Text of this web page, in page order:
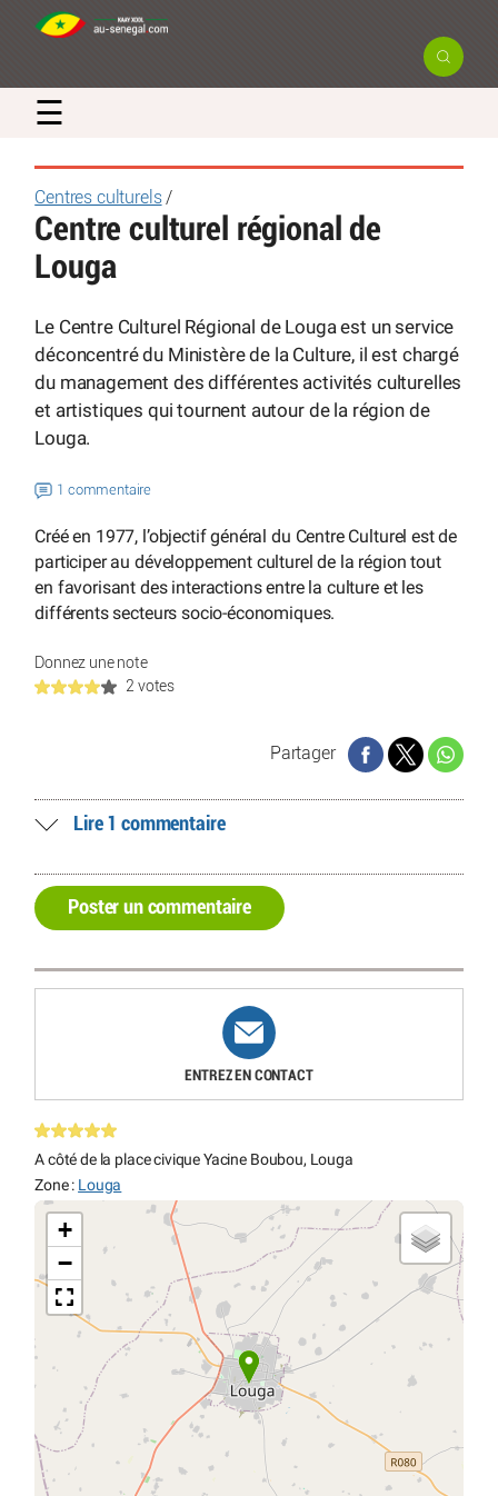
☰
Centres culturels/
Centre culturel régional de
Louga
Le Centre Culturel Régional de Louga est un service
déconcentré du Ministère de la Culture, il est chargé
du management des différentes activités culturelles
et artistiques qui tournent autour de la région de
Louga.
1 commentaire
Créé en 1977, l’objectif général du Centre Culturel est de
participer au développement culturel de la région tout
en favorisant des interactions entre la culture et les
différents secteurs socio-économiques.
Donnez une note
2 votes
Partager
Lire 1 commentaire
Poster un commentaire
ENTREZ EN CONTACT
A côté de la place civique Yacine Boubou, Louga
Zone : Louga
+
−
×
Recevez en exclusivité les actualités